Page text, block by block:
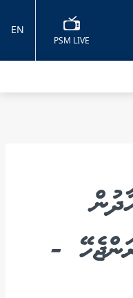
PSM LIVE
EN
-